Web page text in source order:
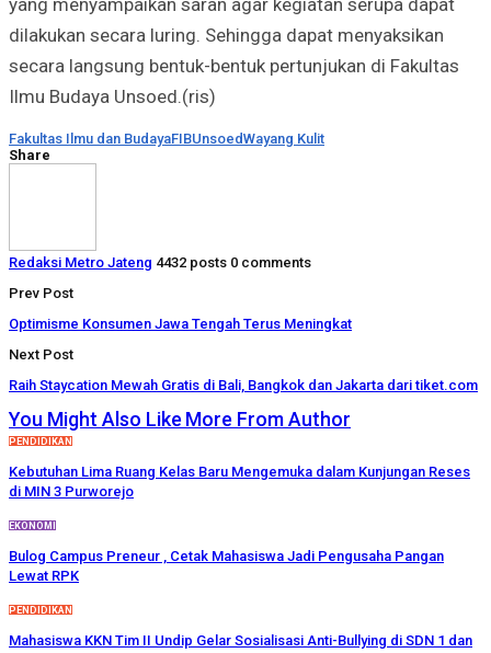
dilakukan secara luring. Sehingga dapat menyaksikan
secara langsung bentuk-bentuk pertunjukan di Fakultas
Ilmu Budaya Unsoed.(ris)
Fakultas Ilmu dan BudayaFIBUnsoedWayang Kulit
Share
Redaksi Metro Jateng 4432 posts 0 comments
Prev Post
Optimisme Konsumen Jawa Tengah Terus Meningkat
Next Post
Raih Staycation Mewah Gratis di Bali, Bangkok dan Jakarta dari tiket.com
You Might Also Like More From Author
PENDIDIKAN
Kebutuhan Lima Ruang Kelas Baru Mengemuka dalam Kunjungan Reses
di MIN 3 Purworejo
EKONOMI
Bulog Campus Preneur , Cetak Mahasiswa Jadi Pengusaha Pangan
Lewat RPK
PENDIDIKAN
Mahasiswa KKN Tim II Undip Gelar Sosialisasi Anti-Bullying di SDN 1 dan